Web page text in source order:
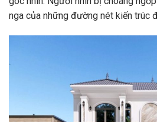
nga của những đường nét kiến trúc